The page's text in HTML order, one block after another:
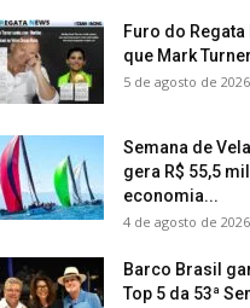
Furo do
que Mark
5 de agosto de 2026
Semana de
gera R$ 55,5
economia...
4 de agosto de 2026
Barco Brasil
Top 5 da 53ª